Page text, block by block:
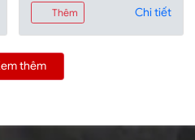
Thêm Chi tiết
thêm